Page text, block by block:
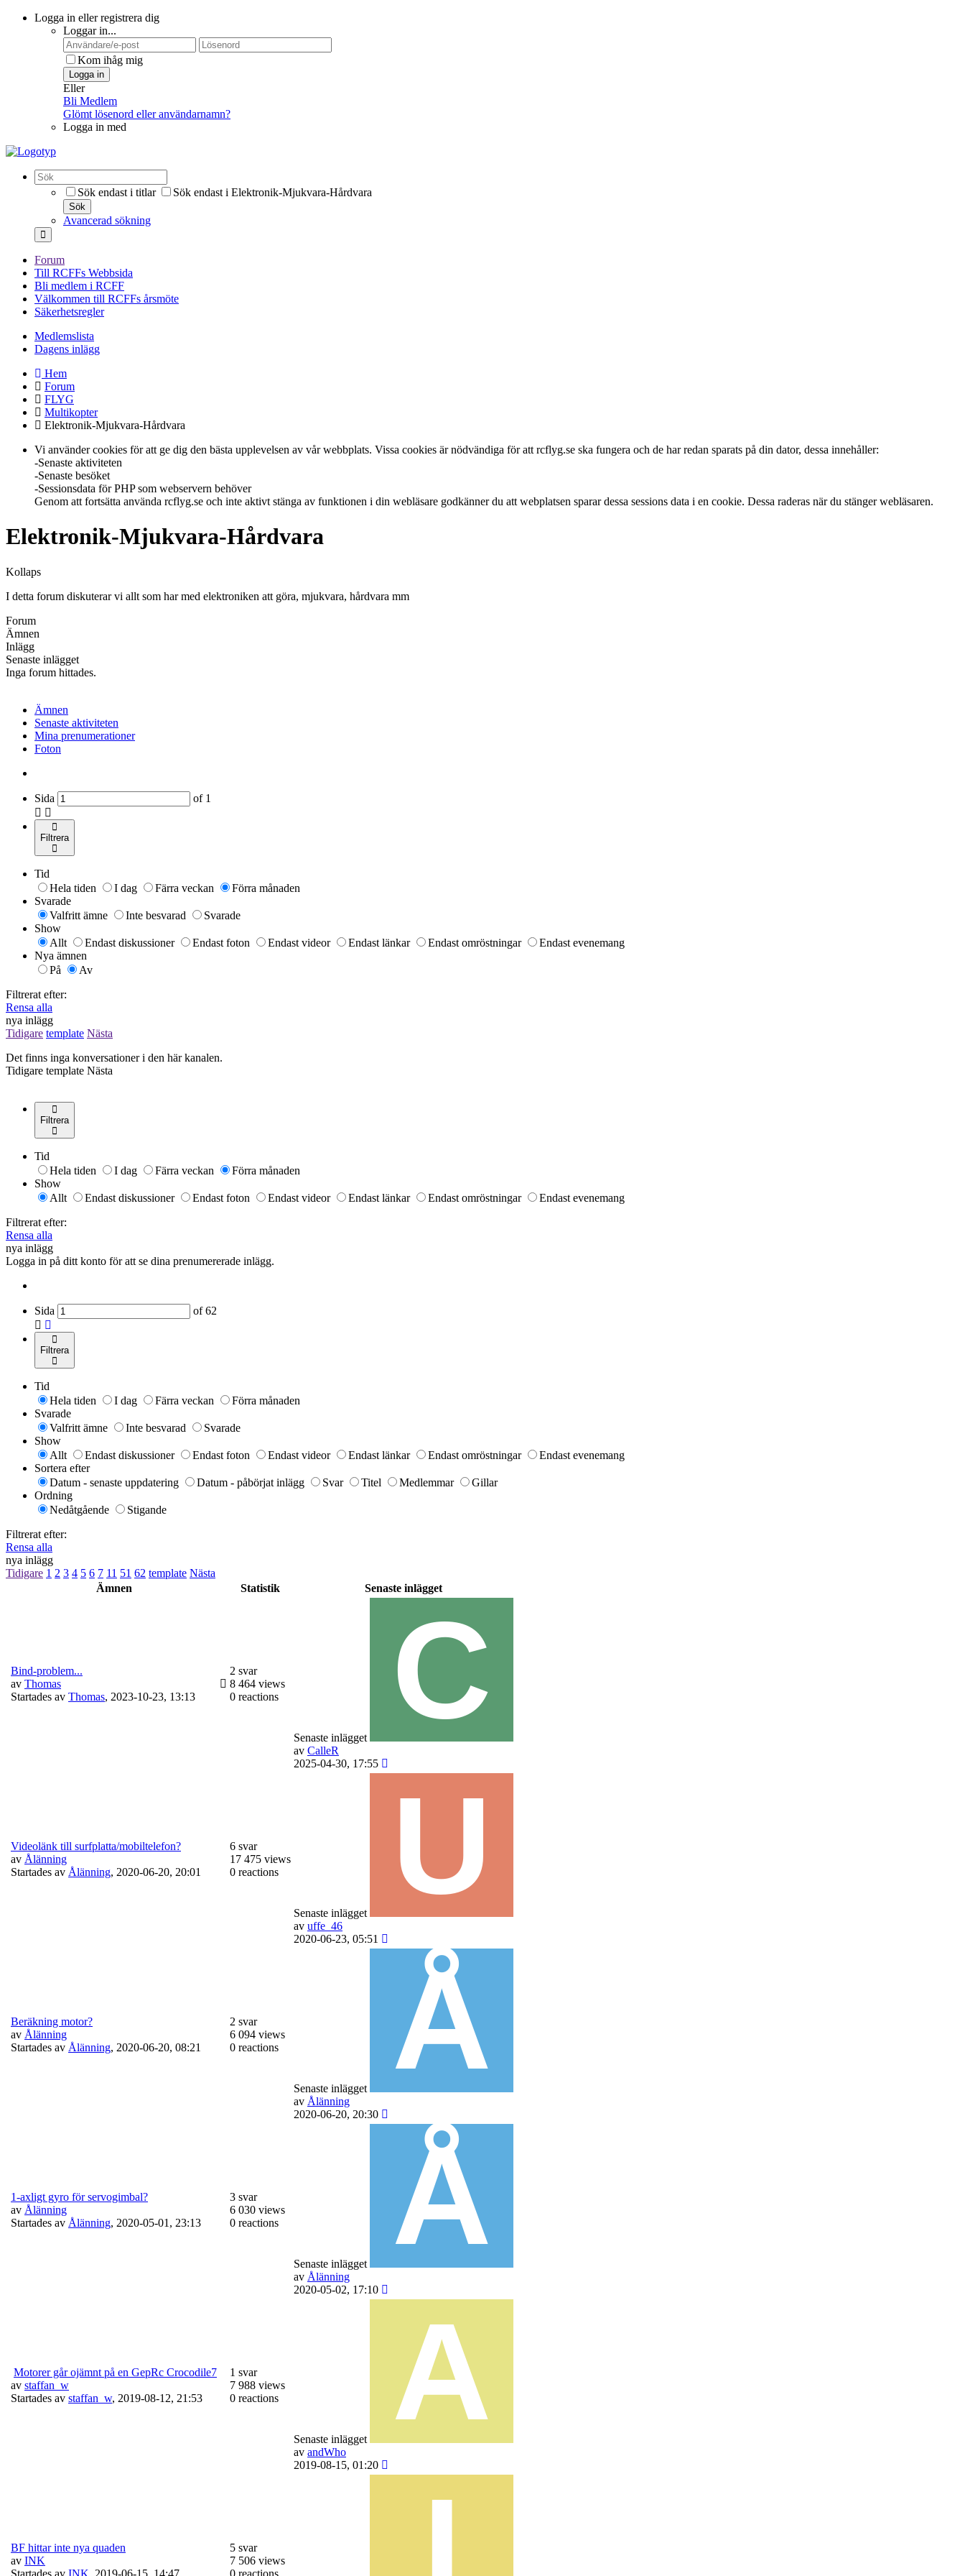
Logga in eller registrera dig
Loggar in...
Kom ihåg mig
Logga in
Eller
Bli Medlem
Glömt lösenord eller användarnamn?
Logga in med
Sök endast i titlar Sök endast i Elektronik-Mjukvara-Hårdvara
Sök
Avancerad sökning
Forum
Till RCFFs Webbsida
Bli medlem i RCFF
Välkommen till RCFFs årsmöte
Säkerhetsregler
Medlemslista
Dagens inlägg
Hem
Forum
FLYG
Multikopter
Elektronik-Mjukvara-Hårdvara
Vi använder cookies för att ge dig den bästa upplevelsen av vår webbplats. Vissa cookies är nödvändiga för att rcflyg.se ska fungera och de har redan sparats på din dator, dessa innehåller:
-Senaste aktiviteten
-Senaste besöket
-Sessionsdata för PHP som webservern behöver
Genom att fortsätta använda rcflyg.se och inte aktivt stänga av funktionen i din webläsare godkänner du att webplatsen sparar dessa sessions data i en cookie. Dessa raderas när du stänger webläsaren.
Elektronik-Mjukvara-Hårdvara
Kollaps
I detta forum diskuterar vi allt som har med elektroniken att göra, mjukvara, hårdvara mm
Forum
Ämnen
Inlägg
Senaste inlägget
Inga forum hittades.
Ämnen
Senaste aktiviteten
Mina prenumerationer
Foton
Sida of 1
Filtrera
Tid
Hela tiden
I dag Färra veckan
Förra månaden
Svarade
Valfritt ämne
Inte besvarad
Svarade
Show
Allt
Endast diskussioner Endast foton Endast videor Endast länkar Endast omröstningar
Endast evenemang
Nya ämnen
På
Av
Filtrerat efter:
Rensa alla
nya inlägg
Tidigare template Nästa
Det finns inga konversationer i den här kanalen.
Tidigare template Nästa
Filtrera
Tid
Hela tiden
I dag Färra veckan
Förra månaden
Show
Allt
Endast diskussioner Endast foton Endast videor Endast länkar Endast omröstningar
Endast evenemang
Filtrerat efter:
Rensa alla
nya inlägg
Logga in på ditt konto för att se dina prenumererade inlägg.
Sida of 62
Filtrera
Tid
Hela tiden
I dag Färra veckan
Förra månaden
Svarade
Valfritt ämne
Inte besvarad
Svarade
Show
Allt
Endast diskussioner Endast foton Endast videor Endast länkar Endast omröstningar
Endast evenemang
Sortera efter
Datum - senaste uppdatering
Datum - påbörjat inlägg Svar Titel Medlemmar
Gillar
Ordning
Nedåtgående
Stigande
Filtrerat efter:
Rensa alla
nya inlägg
Tidigare 1 2 3 4 5 6 7 11 51 62 template Nästa
Ämnen
Statistik Senaste inlägget
Bind-problem...
av Thomas
Startades av Thomas, 2023-10-23, 13:13
2 svar
8 464 views
0 reactions
Senaste inlägget
av CalleR
2025-04-30, 17:55
Videolänk till surfplatta/mobiltelefon?
av Ålänning
Startades av Ålänning, 2020-06-20, 20:01
6 svar
17 475 views
0 reactions
Senaste inlägget
av uffe_46
2020-06-23, 05:51
Beräkning motor?
av Ålänning
Startades av Ålänning, 2020-06-20, 08:21
2 svar
6 094 views
0 reactions
Senaste inlägget
av Ålänning
2020-06-20, 20:30
1-axligt gyro för servogimbal?
av Ålänning
Startades av Ålänning, 2020-05-01, 23:13
3 svar
6 030 views
0 reactions
Senaste inlägget
av Ålänning
2020-05-02, 17:10
Motorer går ojämnt på en GepRc Crocodile7
av staffan_w
Startades av staffan_w, 2019-08-12, 21:53
1 svar
7 988 views
0 reactions
Senaste inlägget
av andWho
2019-08-15, 01:20
BF hittar inte nya quaden
av INK
Startades av INK 2019-06-15, 14:47
5 svar
7 506 views
0 reactions